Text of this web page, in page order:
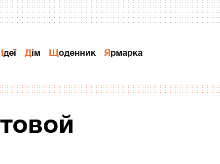
Ідеї Дiм Щоденник Ярмарка